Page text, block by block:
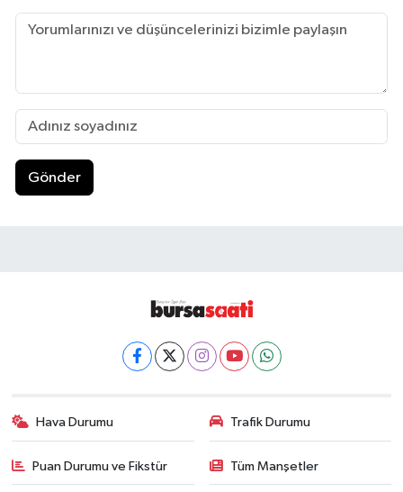
Gönder
Hava Durumu Trafik Durumu
Puan Durumu ve Fikstür Tüm Manşetler